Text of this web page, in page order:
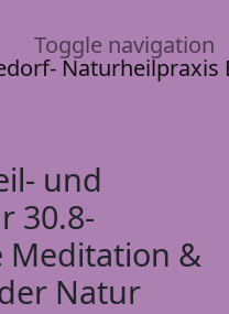
Toggle navigation
und
30.8-
Meditation &
Natur